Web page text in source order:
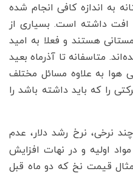
به اندازه کافی انجام شده
افت داشته است. بسیاری از
هستند و فعلا به امید
متاسفانه تا آذرماه بعید
هوا به علاوه مسائل مختلف
را که باید داشته باشد را
چند نرخی، نرخ رشد دلار، عدم
اولیه و در نهات افزایش
قیمت نخ که دو ماه قبل